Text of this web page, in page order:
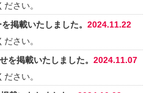
ださい。
掲載いたしました。 2024.11.22
ださい。
を掲載いたしました。 2024.11.07
ださい。